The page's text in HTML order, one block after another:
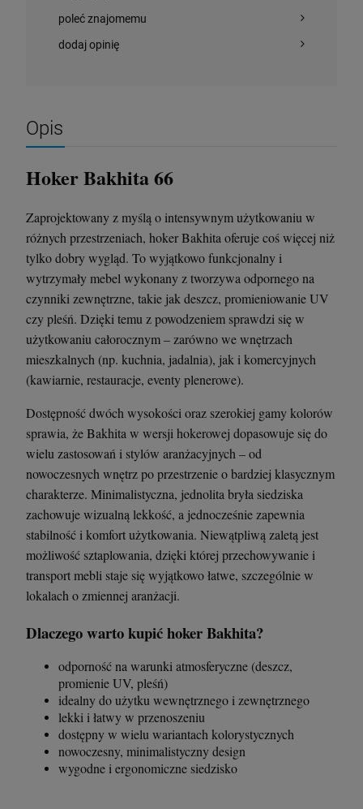
379,00 zł
DO KOSZYKA
397,00 zł
DO KOSZYKA
poleć znajomemu
dodaj opinię
Opis
Hoker Bakhita 66
Zaprojektowany z myślą o intensywnym użytkowaniu w
różnych przestrzeniach, hoker Bakhita oferuje coś więcej niż
tylko dobry wygląd. To wyjątkowo funkcjonalny i
wytrzymały mebel wykonany z tworzywa odpornego na
czynniki zewnętrzne, takie jak deszcz, promieniowanie UV
czy pleśń. Dzięki temu z powodzeniem sprawdzi się w
użytkowaniu całorocznym – zarówno we wnętrzach
mieszkalnych (np. kuchnia, jadalnia), jak i komercyjnych
(kawiarnie, restauracje, eventy plenerowe).
Dostępność dwóch wysokości oraz szerokiej gamy kolorów
sprawia, że Bakhita w wersji hokerowej dopasowuje się do
wielu zastosowań i stylów aranżacyjnych – od
nowoczesnych wnętrz po przestrzenie o bardziej klasycznym
charakterze. Minimalistyczna, jednolita bryła siedziska
zachowuje wizualną lekkość, a jednocześnie zapewnia
stabilność i komfort użytkowania. Niewątpliwą zaletą jest
możliwość sztaplowania, dzięki której przechowywanie i
transport mebli staje się wyjątkowo łatwe, szczególnie w
lokalach o zmiennej aranżacji.
Dlaczego warto kupić hoker Bakhita?
odporność na warunki atmosferyczne (deszcz,
promienie UV, pleśń)
idealny do użytku wewnętrznego i zewnętrznego
lekki i łatwy w przenoszeniu
dostępny w wielu wariantach kolorystycznych
nowoczesny, minimalistyczny design
wygodne i ergonomiczne siedzisko